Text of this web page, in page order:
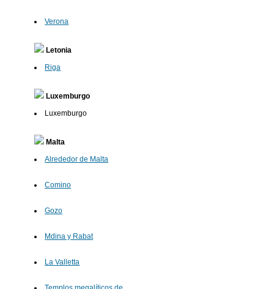
Verona
Letonia
Riga
Luxemburgo
Luxemburgo
Malta
Alrededor de Malta
Comino
Gozo
Mdina y Rabat
La Valletta